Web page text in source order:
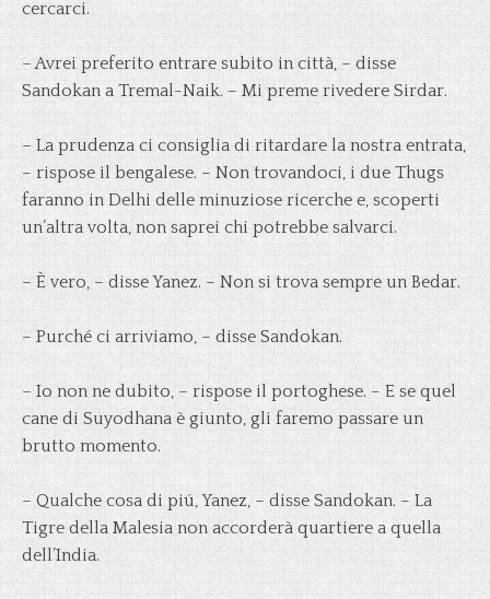
cercarci.
– Avrei preferito entrare subito in città, – disse
Sandokan a Tremal-Naik. – Mi preme rivedere Sirdar.
– La prudenza ci consiglia di ritardare la nostra entrata,
– rispose il bengalese. – Non trovandoci, i due Thugs
faranno in Delhi delle minuziose ricerche e, scoperti
un’altra volta, non saprei chi potrebbe salvarci.
– È vero, – disse Yanez. – Non si trova sempre un Bedar.
– Purché ci arriviamo, – disse Sandokan.
– Io non ne dubito, – rispose il portoghese. – E se quel
cane di Suyodhana è giunto, gli faremo passare un
brutto momento.
– Qualche cosa di piú, Yanez, – disse Sandokan. – La
Tigre della Malesia non accorderà quartiere a quella
dell’India.